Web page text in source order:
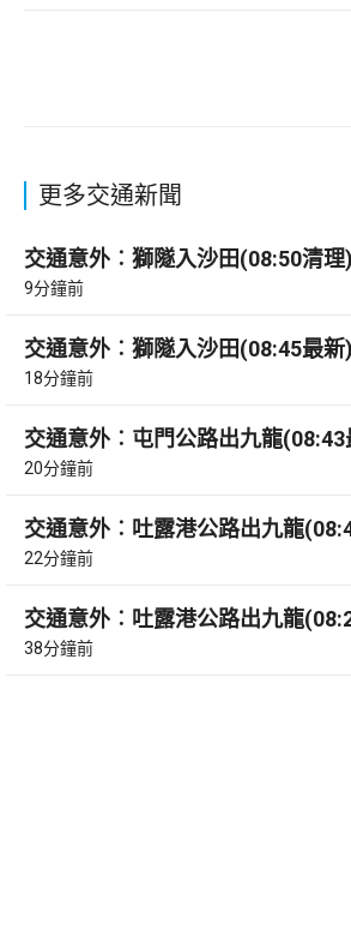
更多交通新聞
交通意外︰獅隧入沙田(08:50清理)
9分鐘前
交通意外︰獅隧入沙田(08:45最新)
18分鐘前
交通意外︰屯門公路出九龍(08:43
20分鐘前
交通意外︰吐露港公路出九龍
22分鐘前
交通意外︰吐露港公路出九龍
38分鐘前